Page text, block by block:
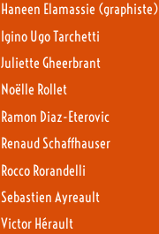
Haneen Elamassie (graphiste)
Igino Ugo Tarchetti
Juliette Gheerbrant
Noëlle Rollet
Ramon Diaz-Eterovic
Renaud Schaffhauser
Rocco Rorandelli
Sebastien Ayreault
Victor Hérault